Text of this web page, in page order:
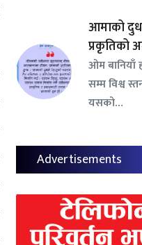
आमाको
प्रकृतिको
ओम बानियाँ
सम्म विश्व
यसको…
Advertisements